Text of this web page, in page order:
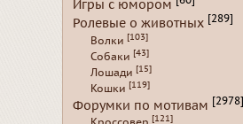
Игры с юмором
Ролевые о животных [289]
Волки [103]
Собаки [43]
Лошади [15]
Кошки [119]
Форумки по мотивам [2978]
[121]